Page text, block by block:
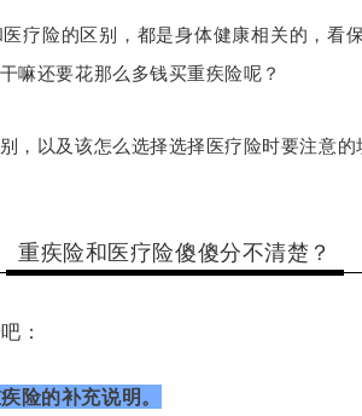
疗险的区别 ，都是身体健康相关的 ，看
干嘛还要花那么多钱买重疾险呢 ？
，以及该怎么选择选择医疗险时要注意的
重疾险和医疗险傻傻分不清楚？
：
险的补充说明。